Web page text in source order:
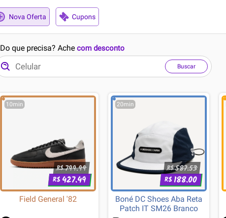
Nova Oferta Cupons
Do que precisa? Ache com desconto
Buscar
10min
R$799.99
R$427.49
Field General '82
20min
R$587.53
R$188.00
Boné DC Shoes Aba Reta
Patch IT SM26 Branco